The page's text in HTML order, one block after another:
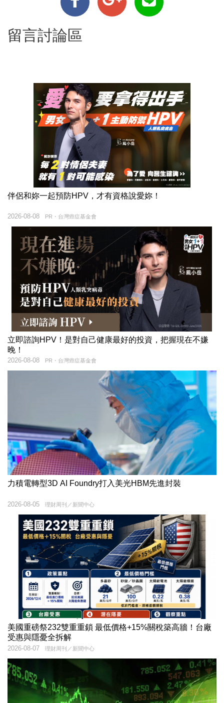
留言討論區
伴侶和妳一起預防HPV，才有資格說愛妳！
PR・台灣癌症基金會
2026-08-08
立即諮詢HPV！是對自己健康最好的投資，把握現在不嫌
晚！
PR・台灣癌症基金會
2026-08-08
力積電轉型3D AI Foundry打入美光HBM先進封裝
理財周刊／新聞中心
2026-08-05
美國重磅祭232雙重重鎖 最低價格+15%關稅築高牆！台廠
受惠與隱憂全拆解
理財周刊／新聞中心
2026-08-07